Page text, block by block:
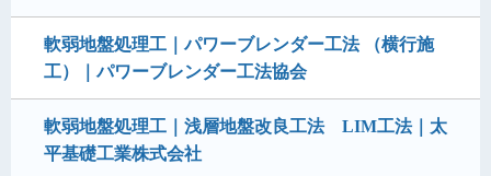
軟弱地盤処理工｜パワーブレンダー工法 （横行施
工）｜パワーブレンダー工法協会
軟弱地盤処理工｜浅層地盤改良工法 LIM工法｜太
平基礎工業株式会社